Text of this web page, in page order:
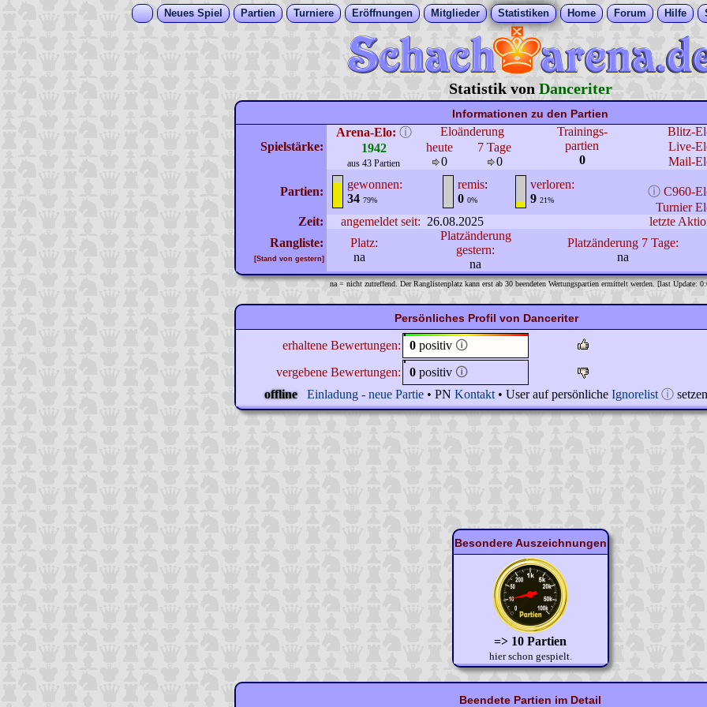
Neues Spiel Partien Turniere Eröffnungen Mitglieder Statistiken Home Forum Hilfe
Statistik von Danceriter
Informationen zu den Partien
Spielstärke:
Arena-Elo: ⓘ
1942
aus 43 Partien
Eloänderung
Trainings-
partien
0
Blitz-
heute
0
7 Tage
0
Live-
Mail-
Partien:
gewonnen:
34 79%
remis:
0 0%
verloren:
9 21%
ⓘ C960-
Turnier
Zeit:
angemeldet seit: 26.08.2025
letzte
Rangliste:
[Stand von gestern]
Platz:
na
Platzänderung
gestern:
na
Platzänderung 7 Tage:
na
na = nicht zutreffend. Der Ranglistenplatz kann erst ab 30 beendeten Wertungspartien ermittelt werden. [last Update:
Persönliches Profil von Danceriter
erhaltene Bewertungen: 0 positiv 🛈
vergebene Bewertungen:
0 positiv 🛈
offline
Einladung - neue Partie • PN Kontakt • User auf persönliche Ignorelist ⓘ setzen
Besondere Auszeichnungen
=> 10 Partien
hier schon gespielt.
Beendete Partien im Detail